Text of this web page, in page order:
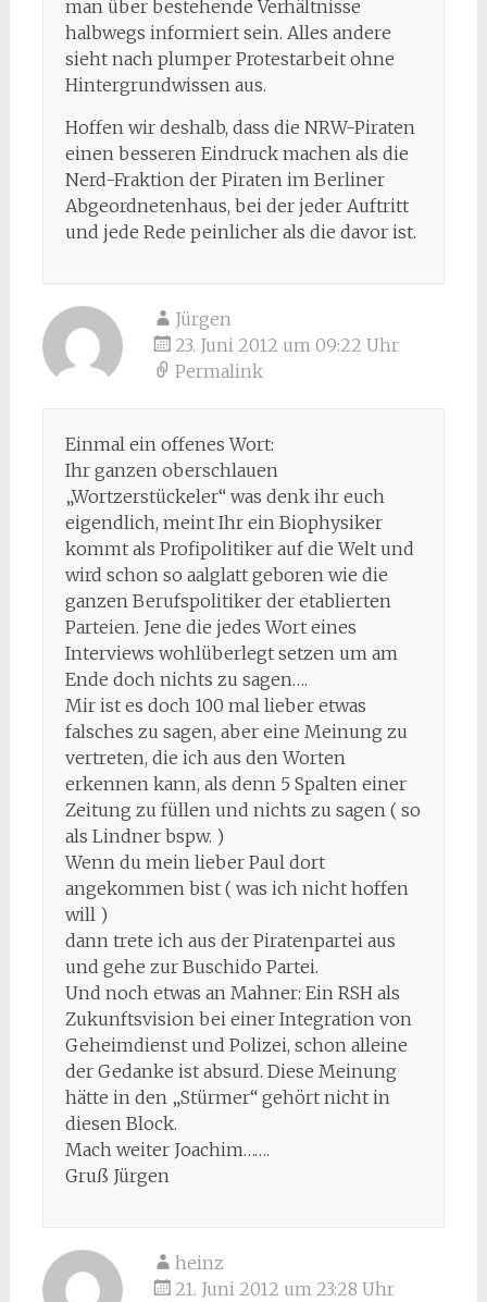
man über bestehende Verhältnisse
halbwegs informiert sein. Alles andere
sieht nach plumper Protestarbeit ohne
Hintergrundwissen aus.
Hoffen wir deshalb, dass die NRW-Piraten
einen besseren Eindruck machen als die
Nerd-Fraktion der Piraten im Berliner
Abgeordnetenhaus, bei der jeder Auftritt
und jede Rede peinlicher als die davor ist.
Jürgen
23. Juni 2012 um 09:22 Uhr
Permalink
Einmal ein offenes Wort:
Ihr ganzen oberschlauen
„Wortzerstückeler“ was denk ihr euch
eigendlich, meint Ihr ein Biophysiker
kommt als Profipolitiker auf die Welt und
wird schon so aalglatt geboren wie die
ganzen Berufspolitiker der etablierten
Parteien. Jene die jedes Wort eines
Interviews wohlüberlegt setzen um am
Ende doch nichts zu sagen….
Mir ist es doch 100 mal lieber etwas
falsches zu sagen, aber eine Meinung zu
vertreten, die ich aus den Worten
erkennen kann, als denn 5 Spalten einer
Zeitung zu füllen und nichts zu sagen ( so
als Lindner bspw. )
Wenn du mein lieber Paul dort
angekommen bist ( was ich nicht hoffen
will )
dann trete ich aus der Piratenpartei aus
und gehe zur Buschido Partei.
Und noch etwas an Mahner: Ein RSH als
Zukunftsvision bei einer Integration von
Geheimdienst und Polizei, schon alleine
der Gedanke ist absurd. Diese Meinung
hätte in den „Stürmer“ gehört nicht in
diesen Block.
Mach weiter Joachim…….
Gruß Jürgen
heinz
21. Juni 2012 um 23:28 Uhr